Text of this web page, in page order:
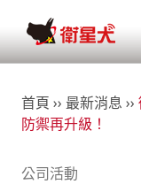
首頁 ›› 最新消息 ››
防禦再升級！
公司活動